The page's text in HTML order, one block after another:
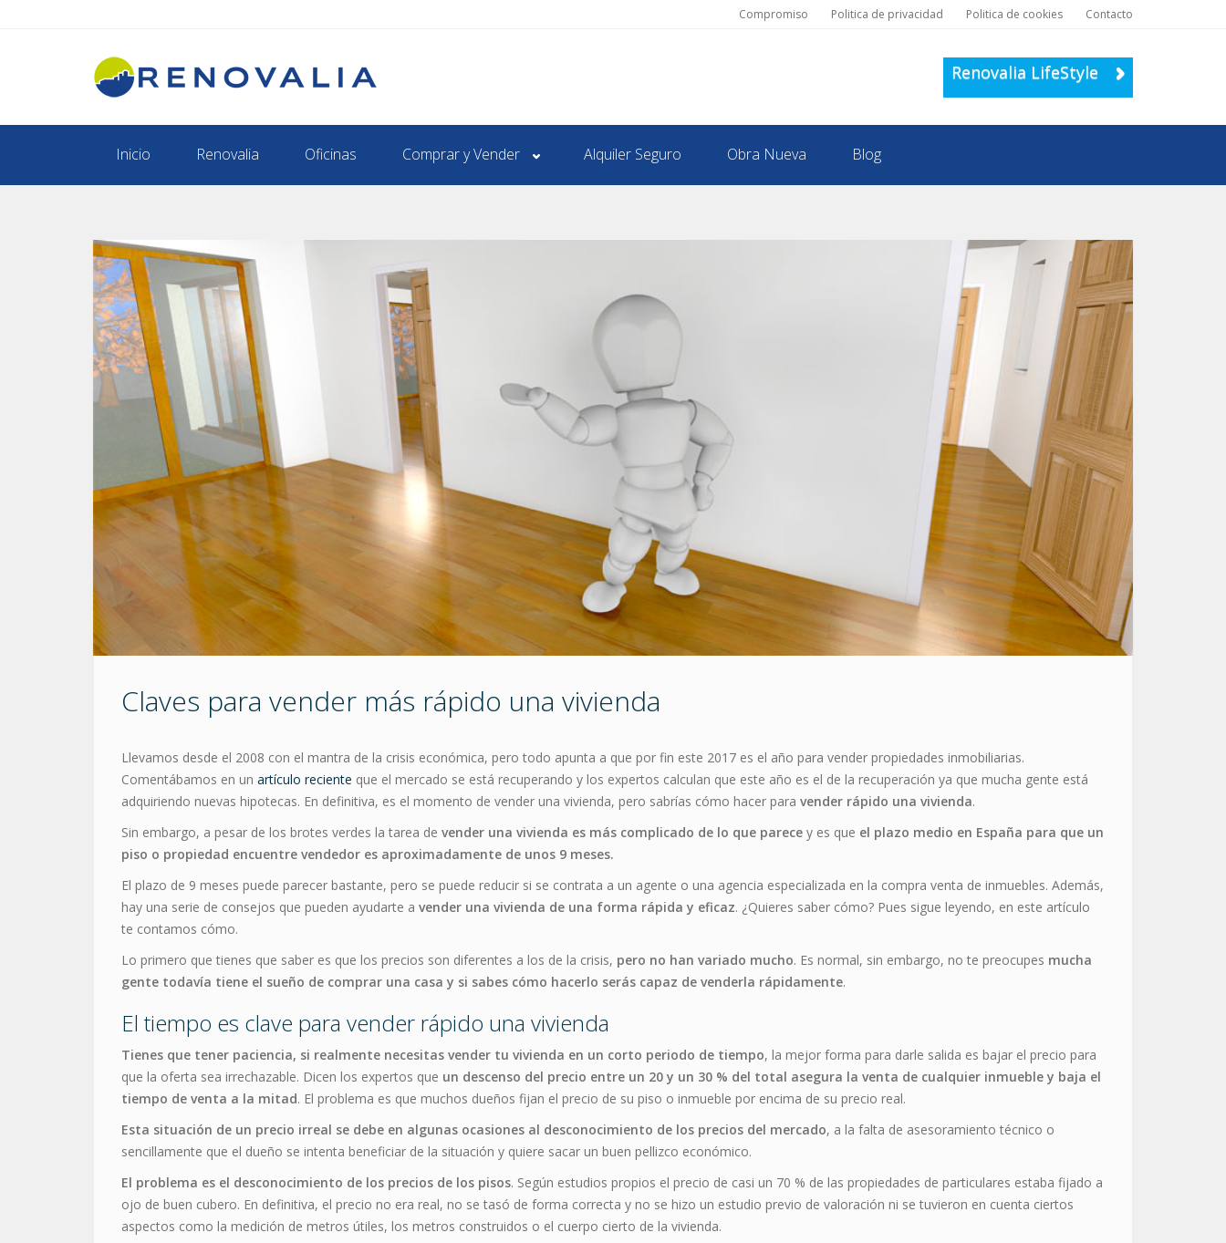
Compromiso Politica de privacidad Politica de cookies Contacto
Renovalia LifeStyle
Inicio Renovalia Oficinas Comprar y Vender Alquiler Seguro Obra Nueva Blog
Claves para vender más rápido una vivienda
Llevamos desde el 2008 con el mantra de la crisis económica, pero todo apunta a que por fin este 2017 es el año para vender propiedades inmobiliarias.
Comentábamos en un artículo reciente que el mercado se está recuperando y los expertos calculan que este año es el de la recuperación ya que mucha gente está
adquiriendo nuevas hipotecas. En definitiva, es el momento de vender una vivienda, pero sabrías cómo hacer para vender rápido una vivienda.
Sin embargo, a pesar de los brotes verdes la tarea de vender una vivienda es más complicado de lo que parece y es que el plazo medio en España para que un
piso o propiedad encuentre vendedor es aproximadamente de unos 9 meses.
El plazo de 9 meses puede parecer bastante, pero se puede reducir si se contrata a un agente o una agencia especializada en la compra venta de inmuebles. Además,
hay una serie de consejos que pueden ayudarte a vender una vivienda de una forma rápida y eficaz. ¿Quieres saber cómo? Pues sigue leyendo, en este artículo
te contamos cómo.
Lo primero que tienes que saber es que los precios son diferentes a los de la crisis, pero no han variado mucho. Es normal, sin embargo, no te preocupes mucha
gente todavía tiene el sueño de comprar una casa y si sabes cómo hacerlo serás capaz de venderla rápidamente.
El tiempo es clave para vender rápido una vivienda
Tienes que tener paciencia, si realmente necesitas vender tu vivienda en un corto periodo de tiempo, la mejor forma para darle salida es bajar el precio para
que la oferta sea irrechazable. Dicen los expertos que un descenso del precio entre un 20 y un 30 % del total asegura la venta de cualquier inmueble y baja el
tiempo de venta a la mitad. El problema es que muchos dueños fijan el precio de su piso o inmueble por encima de su precio real.
Esta situación de un precio irreal se debe en algunas ocasiones al desconocimiento de los precios del mercado, a la falta de asesoramiento técnico o
sencillamente que el dueño se intenta beneficiar de la situación y quiere sacar un buen pellizco económico.
El problema es el desconocimiento de los precios de los pisos. Según estudios propios el precio de casi un 70 % de las propiedades de particulares estaba fijado a
ojo de buen cubero. En definitiva, el precio no era real, no se tasó de forma correcta y no se hizo un estudio previo de valoración ni se tuvieron en cuenta ciertos
aspectos como la medición de metros útiles, los metros construidos o el cuerpo cierto de la vivienda.